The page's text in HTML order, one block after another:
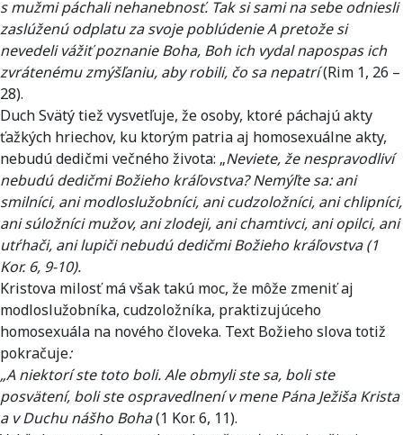
s mužmi páchali nehanebnosť. Tak si sami na sebe odniesli
zaslúženú odplatu za svoje poblúdenie A pretože si
nevedeli vážiť poznanie Boha, Boh ich vydal napospas ich
zvrátenému zmýšľaniu, aby robili, čo sa nepatrí(Rim 1, 26 –
28).
Duch Svätý tiež vysvetľuje, že osoby, ktoré páchajú akty
ťažkých hriechov, ku ktorým patria aj homosexuálne akty,
nebudú dedičmi večného života: „Neviete, že nespravodliví
nebudú dedičmi Božieho kráľovstva? Nemýľte sa: ani
smilníci, ani modloslužobníci, ani cudzoložníci, ani chlipníci,
ani súložníci mužov, ani zlodeji, ani chamtivci, ani opilci, ani
utŕhači, ani lupiči nebudú dedičmi Božieho kráľovstva (1
Kor. 6, 9-10).
Kristova milosť má však takú moc, že môže zmeniť aj
modloslužobníka, cudzoložníka, praktizujúceho
homosexuála na nového človeka. Text Božieho slova totiž
pokračuje:
„A niektorí ste toto boli. Ale obmyli ste sa, boli ste
posvätení, boli ste ospravedlnení v mene Pána Ježiša Krista
a v Duchu nášho Boha(1 Kor. 6, 11).